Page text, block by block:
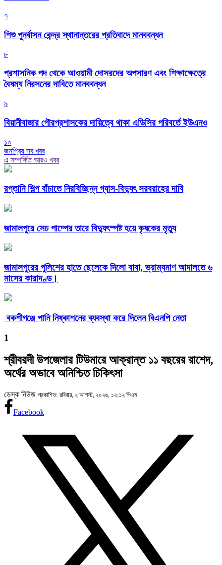
৭
শিশু পুনর্বাসন কেন্দ্র স্থানান্তরের প্রতিবাদে মানববন্ধন
৮
প্রশাসনিক পদ থেকে আওয়ামী দোসরদের অপসারণ এবং শিক্ষাক্ষেত্রে
বৈষম্য নিরসনের দাবিতে মানববন্ধন
৯
বিয়ানীবাজার পৌরপ্রশাসকের দায়িত্বে থাকা এডিসির পরিবর্তে ইউএনও
১০
জনপ্রিয় সব খবর
এ সম্পর্কিত আরও খবর
রপ্তানি শিল্প বাঁচাতে নিরবিচ্ছিন্ন গ্যাস-বিদ্যুৎ সরবরাহের দাবি
জামালপুরে সেচ পাম্পের তারে বিদ্যুৎস্পষ্ট হয়ে কৃষকের মৃত্যু
জামালপুরের পুলিশের হাতে ছেলেকে দিলো বাবা, ভ্রাম্যমাণ আদালতে ৬
মাসের কারাদণ্ড।
বকশীগঞ্জে পানি নিষ্কাশনের ব্যবস্থা করে দিলেন বিএনপি নেতা
1
শ্রীবরদী উপজেলার টিউমারে আক্রান্ত ১১ বছরের রাশেদ,
অর্থের অভাবে অনিশ্চিত চিকিৎসা
ডেস্ক নিউজ প্রকাশিত: রবিবার, ২ আগস্ট, ২০২৬, ১২:১২ পিএম
Facebook